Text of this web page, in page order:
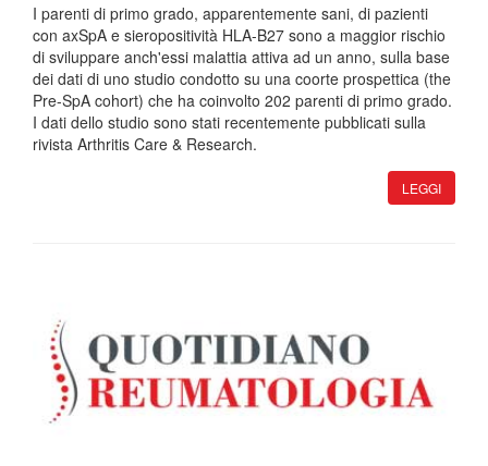
I parenti di primo grado, apparentemente sani, di pazienti
con axSpA e sieropositività HLA-B27 sono a maggior rischio
di sviluppare anch'essi malattia attiva ad un anno, sulla base
dei dati di uno studio condotto su una coorte prospettica (the
Pre-SpA cohort) che ha coinvolto 202 parenti di primo grado.
I dati dello studio sono stati recentemente pubblicati sulla
rivista Arthritis Care & Research.
LEGGI